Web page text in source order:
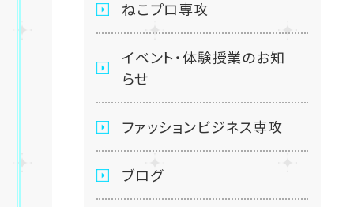
ねこプロ専攻
イベント・体験授業のお知
らせ
ファッションビジネス専攻
ブログ